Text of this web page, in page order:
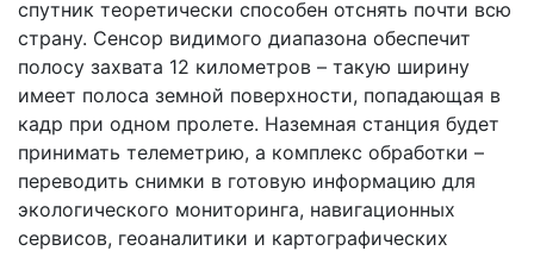
спутник теоретически способен отснять почти всю
страну. Сенсор видимого диапазона обеспечит
полосу захвата 12 километров – такую ширину
имеет полоса земной поверхности, попадающая в
кадр при одном пролете. Наземная станция будет
принимать телеметрию, а комплекс обработки –
переводить снимки в готовую информацию для
экологического мониторинга, навигационных
сервисов, геоаналитики и картографических